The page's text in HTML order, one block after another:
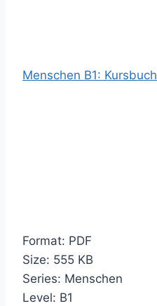
Menschen B1: Kursbuch
Format: PDF
Size: 555 KB
Series: Menschen
Level: B1